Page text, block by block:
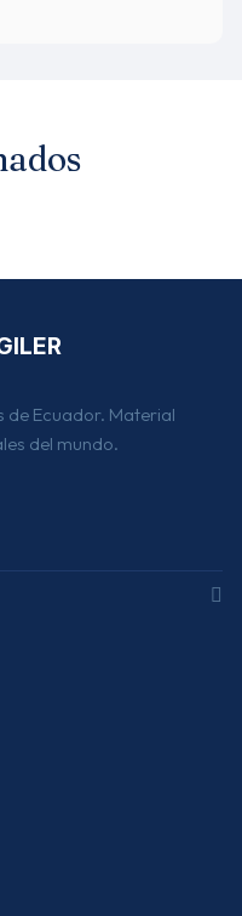
de Ecuador. Material
del mundo.